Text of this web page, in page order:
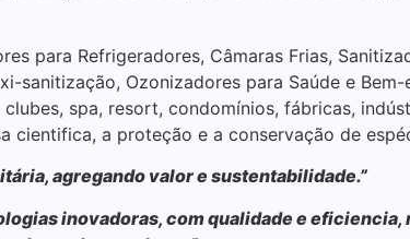
para Refrigeradores, Câmaras Frias,
sanitização, Ozonizadores para Saúde e
spa, resort, condomínios, fábricas,
cientifica, a proteção e a conservação de
agregando valor e sustentabilidade.”
inovadoras, com qualidade e